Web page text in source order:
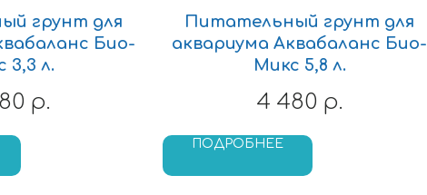
грунт для
Био-
3,3 л.
р.
Питательный грунт для
аквариума Аквабаланс Био-
Микс 5,8 л.
4 480 р.
ПОДРОБНЕЕ